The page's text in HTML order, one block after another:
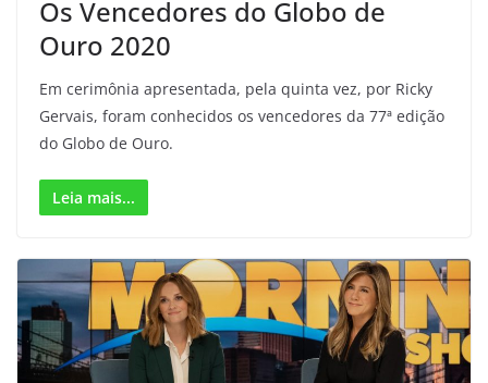
Os Vencedores do Globo de
Ouro 2020
Em cerimônia apresentada, pela quinta vez, por Ricky
Gervais, foram conhecidos os vencedores da 77ª edição
do Globo de Ouro.
Leia mais...